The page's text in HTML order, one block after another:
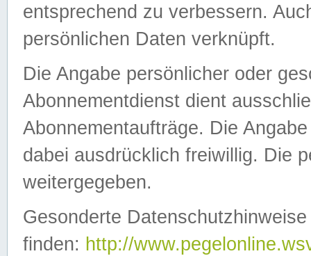
entsprechend zu verbessern.
persönlichen Daten verknüpft.
Die Angabe persönlicher oder
Abonnementdienst dient
Abonnementaufträge. Die
dabei ausdrücklich freiwillig. Die
weitergegeben.
Gesonderte
finden: http://